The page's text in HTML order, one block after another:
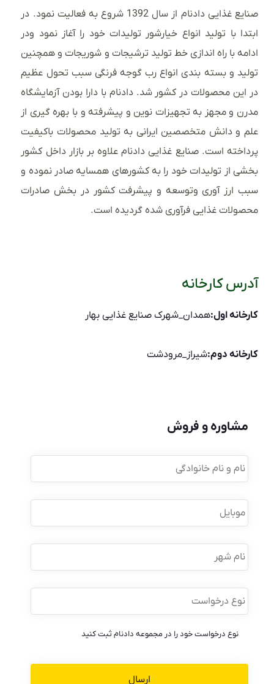
صنایع غذایی دادنام از سال 1392 شروع به فعالیت نمود. در
ابتدا با تولید انواع خیارشور تولیدات خود را آغاز نمود ودر
ادامه با راه اندازی خط تولید ترشیجات و شوریجات و همچنین
تولید و بسته بندی انواع رب گوجه فرنگی سبب تحول عظیم
در این محصولات در کشور شد. دادنام با دارا بودن آزمایشگاه
مدرن و مجهز به تجهیزات نوین و پیشرفته و با بهره گیری از
علم و دانش متخصصین ایرانی به تولید محصولات باکیفیت
پرداخته است. صنایع غذایی دادنام علاوه بر بازار داخل کشور
بخشی از تولیدات خود را به کشورهای همسایه صادر نموده و
سبب ارز آوری وتوسعه و پیشرفت کشور در بخش صادرات
محصولات غذایی فرآوری شده گردیده است.
آدرس کارخانه
کارخانه اول:همدان_شهرک صنایع غذایی بهار
کارخانه دوم:شیراز_مرودشت
مشاوره و فروش
نام
و
نام
موبایل *
نام
شهر
نوع
درخواست *
نوع درخواست خود را در مجموعه دادنام ثبت کنید